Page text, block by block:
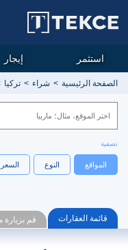
الصفحة الرئيسية شراء تركيا
تصفية
المواقع النوع السعر
قائمة العقارات قم بزيارة
إيجار استثمر